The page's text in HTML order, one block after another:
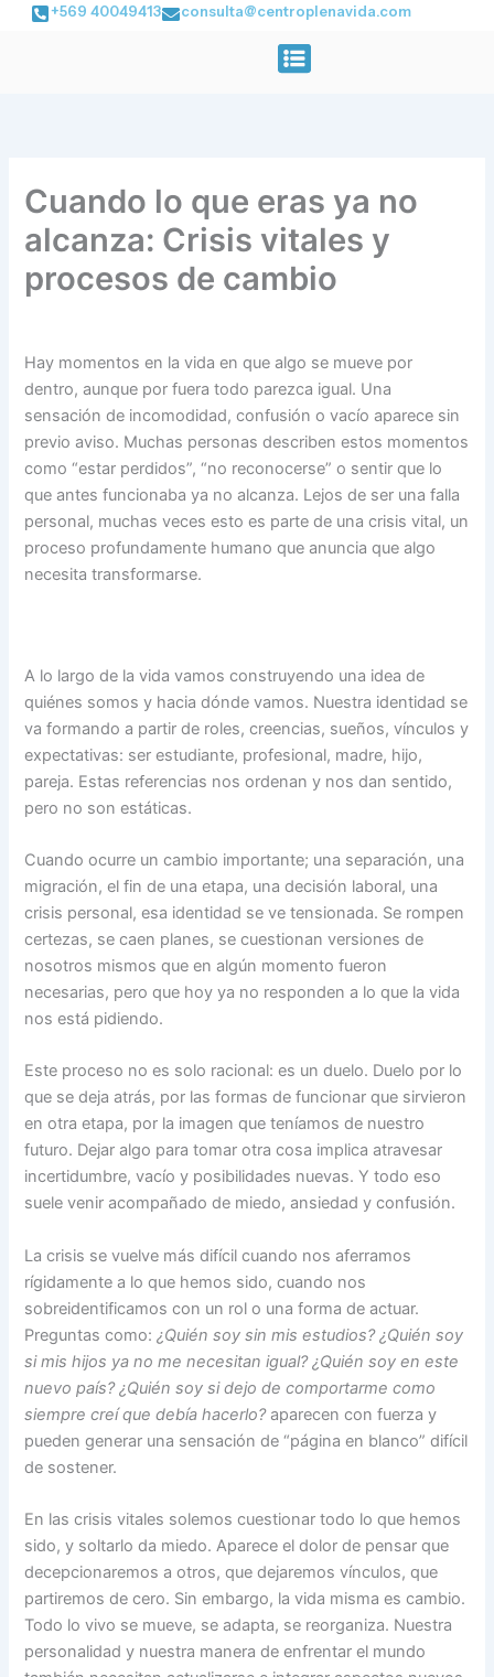
+569 40049413 consulta@centroplenavida.com
Cuando lo que eras ya no
alcanza: Crisis vitales y
procesos de cambio
Hay momentos en la vida en que algo se mueve por
dentro, aunque por fuera todo parezca igual. Una
sensación de incomodidad, confusión o vacío aparece sin
previo aviso. Muchas personas describen estos momentos
como “estar perdidos”, “no reconocerse” o sentir que lo
que antes funcionaba ya no alcanza. Lejos de ser una falla
personal, muchas veces esto es parte de una crisis vital, un
proceso profundamente humano que anuncia que algo
necesita transformarse.
A lo largo de la vida vamos construyendo una idea de
quiénes somos y hacia dónde vamos. Nuestra identidad se
va formando a partir de roles, creencias, sueños, vínculos y
expectativas: ser estudiante, profesional, madre, hijo,
pareja. Estas referencias nos ordenan y nos dan sentido,
pero no son estáticas.
Cuando ocurre un cambio importante; una separación, una
migración, el fin de una etapa, una decisión laboral, una
crisis personal, esa identidad se ve tensionada. Se rompen
certezas, se caen planes, se cuestionan versiones de
nosotros mismos que en algún momento fueron
necesarias, pero que hoy ya no responden a lo que la vida
nos está pidiendo.
Este proceso no es solo racional: es un duelo. Duelo por lo
que se deja atrás, por las formas de funcionar que sirvieron
en otra etapa, por la imagen que teníamos de nuestro
futuro. Dejar algo para tomar otra cosa implica atravesar
incertidumbre, vacío y posibilidades nuevas. Y todo eso
suele venir acompañado de miedo, ansiedad y confusión.
La crisis se vuelve más difícil cuando nos aferramos
rígidamente a lo que hemos sido, cuando nos
sobreidentificamos con un rol o una forma de actuar.
Preguntas como:¿Quién soy sin mis estudios? ¿Quién soy
si mis hijos ya no me necesitan igual? ¿Quién soy en este
nuevo país? ¿Quién soy si dejo de comportarme como
siempre creí que debía hacerlo?aparecen con fuerza y
pueden generar una sensación de “página en blanco” difícil
de sostener.
En las crisis vitales solemos cuestionar todo lo que hemos
sido, y soltarlo da miedo. Aparece el dolor de pensar que
decepcionaremos a otros, que dejaremos vínculos, que
partiremos de cero. Sin embargo, la vida misma es cambio.
Todo lo vivo se mueve, se adapta, se reorganiza. Nuestra
personalidad y nuestra manera de enfrentar el mundo